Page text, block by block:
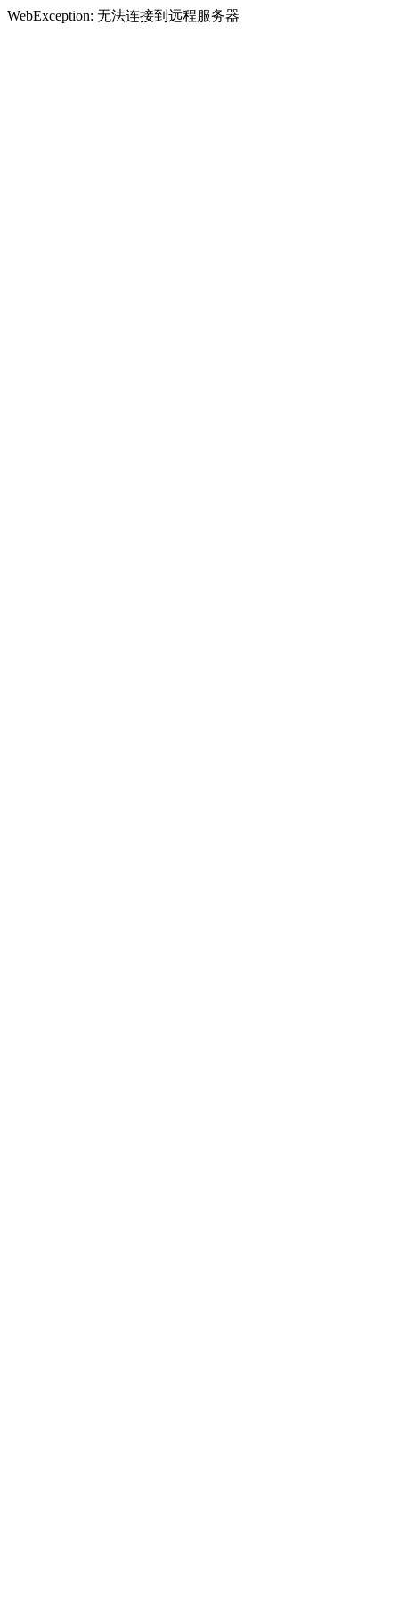
WebException: 无法连接到远程服务器